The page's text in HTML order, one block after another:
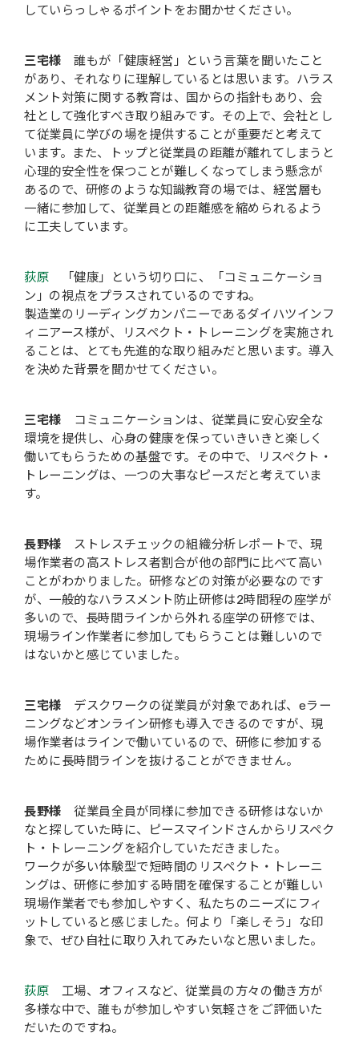
していらっしゃるポイントをお聞かせください。
三宅様誰もが「健康経営」という言葉を聞いたこと
があり、それなりに理解しているとは思います。ハラス
メント対策に関する教育は、国からの指針もあり、会
社として強化すべき取り組みです。その上で、会社とし
て従業員に学びの場を提供することが重要だと考えて
います。また、トップと従業員の距離が離れてしまうと
心理的安全性を保つことが難しくなってしまう懸念が
あるので、研修のような知識教育の場では、経営層も
一緒に参加して、従業員との距離感を縮められるよう
に工夫しています。
荻原 「健康」という切り口に、「コミュニケーショ
ン」の視点をプラスされているのですね。
製造業のリーディングカンパニーであるダイハツインフ
ィニアース様が、リスペクト・トレーニングを実施され
ることは、とても先進的な取り組みだと思います。導入
を決めた背景を聞かせてください。
三宅様 コミュニケーションは、従業員に安心安全な
環境を提供し、心身の健康を保っていきいきと楽しく
働いてもらうための基盤です。その中で、リスペクト・
トレーニングは、一つの大事なピースだと考えていま
す。
長野様 ストレスチェックの組織分析レポートで、現
場作業者の高ストレス者割合が他の部門に比べて高い
ことがわかりました。研修などの対策が必要なのです
が、一般的なハラスメント防止研修は2時間程の座学が
多いので、長時間ラインから外れる座学の研修では、
現場ライン作業者に参加してもらうことは難しいので
はないかと感じていました。
三宅様 デスクワークの従業員が対象であれば、eラー
ニングなどオンライン研修も導入できるのですが、現
場作業者はラインで働いているので、研修に参加する
ために長時間ラインを抜けることができません。
長野様従業員全員が同様に参加できる研修はないか
なと探していた時に、ピースマインドさんからリスペク
ト・トレーニングを紹介していただきました。
ワークが多い体験型で短時間のリスペクト・トレーニ
ングは、研修に参加する時間を確保することが難しい
現場作業者でも参加しやすく、私たちのニーズにフィ
ットしていると感じました。何より「楽しそう」な印
象で、ぜひ自社に取り入れてみたいなと思いました。
荻原 工場、オフィスなど、従業員の方々の働き方が
多様な中で、誰もが参加しやすい気軽さをご評価いた
だいたのですね。